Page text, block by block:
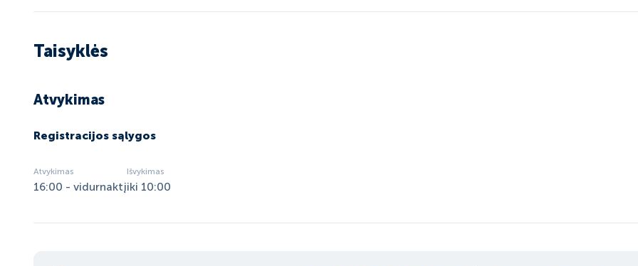
Taisyklės
Atvykimas
Registracijos sąlygos
Atvykimas
16:00 - vidurnaktį
Išvykimas
iki 10:00